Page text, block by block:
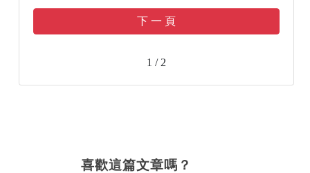
下 一 頁
1 / 2
喜歡這篇文章嗎？